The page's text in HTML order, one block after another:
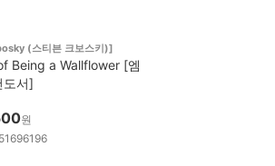
(스티븐 크보스키)]
Being a Wallflower [엠
도서]
원